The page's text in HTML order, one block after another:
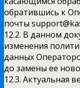
обратившись к
почты
12.2. В данном
изменения
данных
до замены ее
12.3. Актуальная